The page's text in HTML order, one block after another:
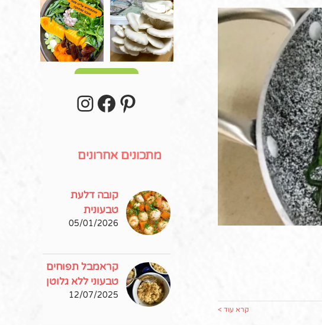
קרא עוד >
Pinterest
מתכונים אחרונים
קובה דלעת
טבעונית
05/01/2026
קראמבל תפוחים
טבעוני ללא גלוטן
12/07/2025